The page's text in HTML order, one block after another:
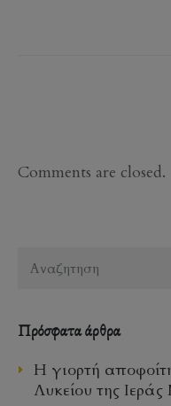
Comments are closed.
Πρόσφατα άρθρα
Η γιορτή
Λυκείου της